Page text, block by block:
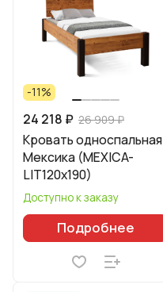
-11%
24 218 ₽ 26 909 ₽
Кровать односпальная
Мексика (MEXICA-
LIT120х190)
Доступно к заказу
Подробнее